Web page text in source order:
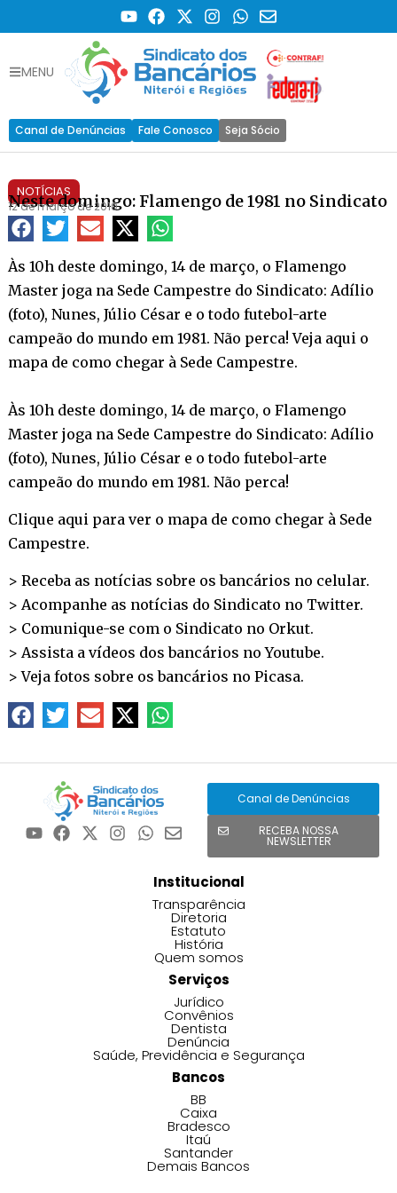
MENU
Canal de Denúncias Fale Conosco Seja Sócio
NOTÍCIAS
Neste domingo: Flamengo de 1981 no Sindicato
12 de março de 2010
Às 10h deste domingo, 14 de março, o Flamengo
Master joga na Sede Campestre do Sindicato: Adílio
(foto), Nunes, Júlio César e o todo futebol-arte
campeão do mundo em 1981. Não perca! Veja aqui o
mapa de como chegar à Sede Campestre.
Às 10h deste domingo, 14 de março, o Flamengo
Master joga na Sede Campestre do Sindicato: Adílio
(foto), Nunes, Júlio César e o todo futebol-arte
campeão do mundo em 1981. Não perca!
Clique aqui para ver o mapa de como chegar à Sede
Campestre.
> Receba as notícias sobre os bancários no celular.
> Acompanhe as notícias do Sindicato no Twitter.
> Comunique-se com o Sindicato no Orkut.
> Assista a vídeos dos bancários noYoutube.
> Veja fotos sobre os bancários no Picasa.
Canal de Denúncias
RECEBA NOSSA
NEWSLETTER
Institucional
Transparência
Diretoria
Estatuto
História
Quem somos
Serviços
Jurídico
Convênios
Dentista
Denúncia
Saúde, Previdência e Segurança
Bancos
BB
Caixa
Bradesco
Itaú
Santander
Demais Bancos